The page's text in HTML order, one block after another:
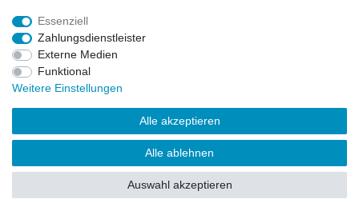
© Copyright 2026 | Alle Rechte vorbehalten.
Essenziell
Zahlungsdienstleister
Externe Medien
Funktional
Weitere Einstellungen
Alle akzeptieren
Alle ablehnen
Auswahl akzeptieren